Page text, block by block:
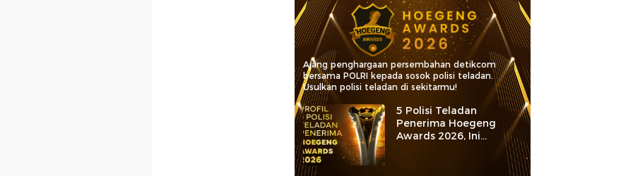
Ajang penghargaan persembahan detikcom
bersama POLRI kepada sosok polisi teladan.
Usulkan polisi teladan di sekitarmu!
5 Polisi Teladan
Penerima Hoegeng
Awards 2026, Ini
Kategori dan Kiprahnya